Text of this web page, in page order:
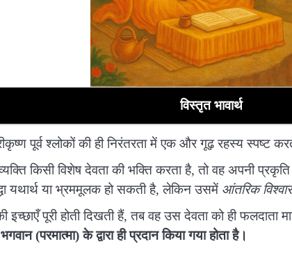
विस्तृत भावार्थ
पूर्व श्लोकों की ही निरंतरता में एक और गूढ़ रहस्य स्पष्ट
किसी विशेष देवता की भक्ति करता है, तो वह अपनी
यथार्थ या भ्रममूलक हो सकती है, लेकिन उसमें आंतरिक
इच्छाएँ पूरी होती दिखती हैं, तब वह उस देवता को ही
(परमात्मा) के द्वारा ही प्रदान किया गया होता है।